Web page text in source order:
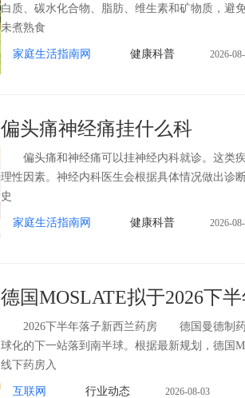
白质、碳水化合物、脂肪、维生素和矿物质，避
未煮熟食
家庭生活指南网 健康科普 2026-
偏头痛神经痛挂什么科
偏头痛和神经痛可以挂神经内科就诊。这类
理性因素。神经内科医生会根据具体情况做出诊
史
家庭生活指南网 健康科普 2026-
德国MOSLATE拟于2026下
2026下半年落子新西兰药房 德国曼德制药
球化的下一站落到南半球。根据最新规划，德国
线下药房入
互联网 行业动态 2026-08-03